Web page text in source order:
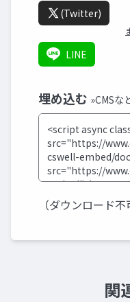
(Twitter)
LINE
埋め込む »CMSな
（ダウンロード不
関